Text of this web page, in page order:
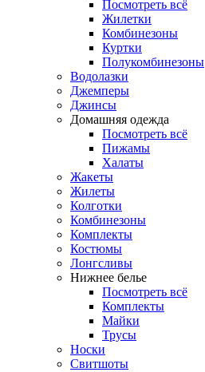
Посмотреть всё
Жилетки
Комбинезоны
Куртки
Полукомбинезоны
Водолазки
Джемперы
Джинсы
Домашняя одежда
Посмотреть всё
Пижамы
Халаты
Жакеты
Жилеты
Колготки
Комбинезоны
Комплекты
Костюмы
Лонгсливы
Нижнее белье
Посмотреть всё
Комплекты
Майки
Трусы
Носки
Свитшоты